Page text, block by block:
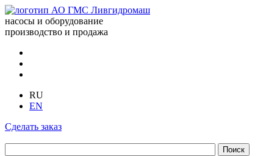
насосы и оборудование
производство и продажа
RU
EN
Сделать заказ